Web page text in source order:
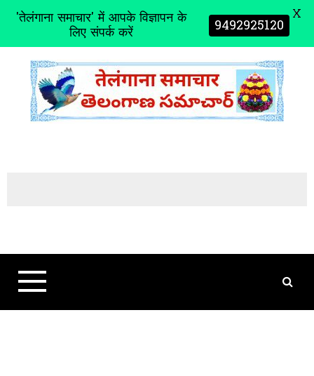
t
'तेलंगाना समाचार' में आपके विज्ञापन के
लिए संपर्क करें 9492925120 X